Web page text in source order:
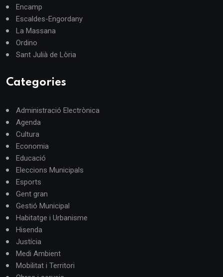
Encamp
Escaldes-Engordany
La Massana
Ordino
Sant Julià de Lòria
Categories
Administració Electrònica
Agenda
Cultura
Economia
Educació
Eleccions Municipals
Esports
Gent gran
Gestió Municipal
Habitatge i Urbanisme
Hisenda
Justícia
Medi Ambient
Mobilitat i Territori